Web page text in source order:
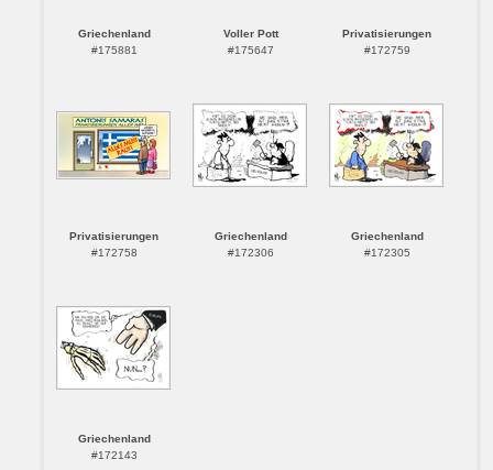
Griechenland
#175881
Voller Pott
#175647
Privatisierungen
#172759
Privatisierungen
#172758
Griechenland
#172306
Griechenland
#172305
Griechenland
#172143